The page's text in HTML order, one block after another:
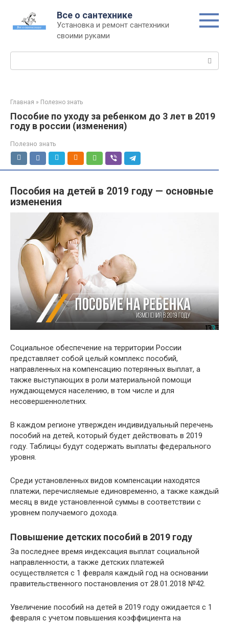
контенту
Все о сантехнике
Установка и ремонт сантехники
своими руками
Главная » Полезно знать
Пособие по уходу за ребенком до 3 лет в 2019
году в россии (изменения)
Полезно знать
Пособия на детей в 2019 году — основные
изменения
Социальное обеспечение на территории России
представляет собой целый комплекс пособий,
направленных на компенсацию потерянных выплат, а
также выступающих в роли материальной помощи
нуждающемуся населению, в том числе и для
несовершеннолетних.
В каждом регионе утвержден индивидуальный перечень
пособий на детей, который будет действовать в 2019
году. Таблицы будут содержать выплаты федерального
уровня.
Среди установленных видов компенсации находятся
платежи, перечисляемые единовременно, а также каждый
месяц в виде установленной суммы в соответствии с
уровнем получаемого дохода.
Повышение детских пособий в 2019 году
За последнее время индексация выплат социальной
направленности, а также детских платежей
осуществляется с 1 февраля каждый год на основании
правительственного постановления от 28.01.2018 №42.
Увеличение пособий на детей в 2019 году ожидается с 1
февраля с учетом повышения коэффициента на